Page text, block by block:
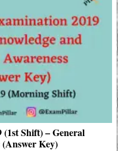
(1st Shift) – General
(Answer Key)